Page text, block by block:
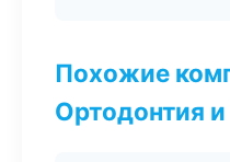
Похожие
Ортодонтия